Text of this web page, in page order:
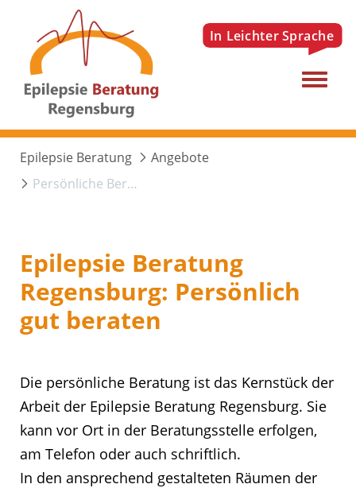
Menu
Epilepsie Beratung
Angebote
Persönliche Beratung
Epilepsie Beratung
Regensburg: Persönlich
gut beraten
Die persönliche Beratung ist das Kernstück der
Arbeit der Epilepsie Beratung Regensburg. Sie
kann vor Ort in der Beratungsstelle erfolgen,
am Telefon oder auch schriftlich.
In den ansprechend gestalteten Räumen der